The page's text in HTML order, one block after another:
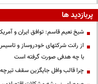
پربازدید ها
شیخ نعیم قاسم: توافق ایران و
از رانت‌ شرکتهای خودروساز و
با چه هدفی صورت گرفته است
چرا قالب وافل جایگزین سقف